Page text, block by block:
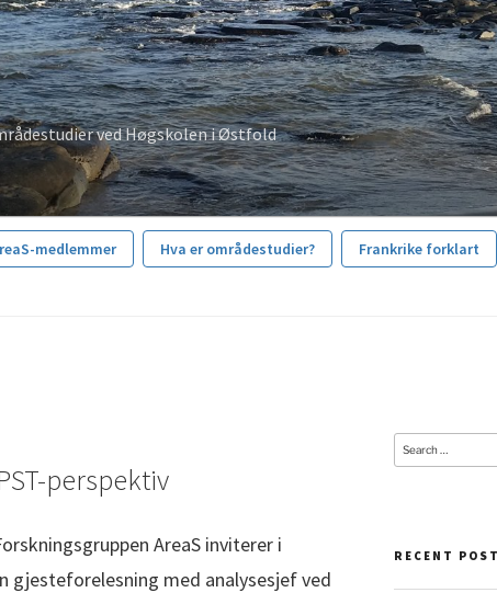
ved Høgskolen i Østfold
medlemmer Hva er områdestudier? Frankrike forklart
perspektiv
AreaS inviterer i
gjesteforelesning med analysesjef ved
Search
RECENT